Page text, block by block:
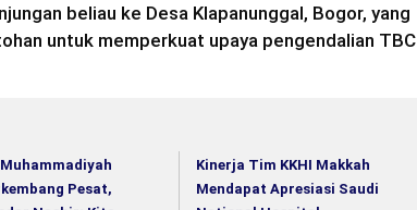
beliau ke Desa Klapanunggal, Bogor, yang
untuk memperkuat upaya pengendalian TBC
Muhammadiyah
Pesat,
Kinerja Tim KKHI Makkah
Mendapat Apresiasi Saudi